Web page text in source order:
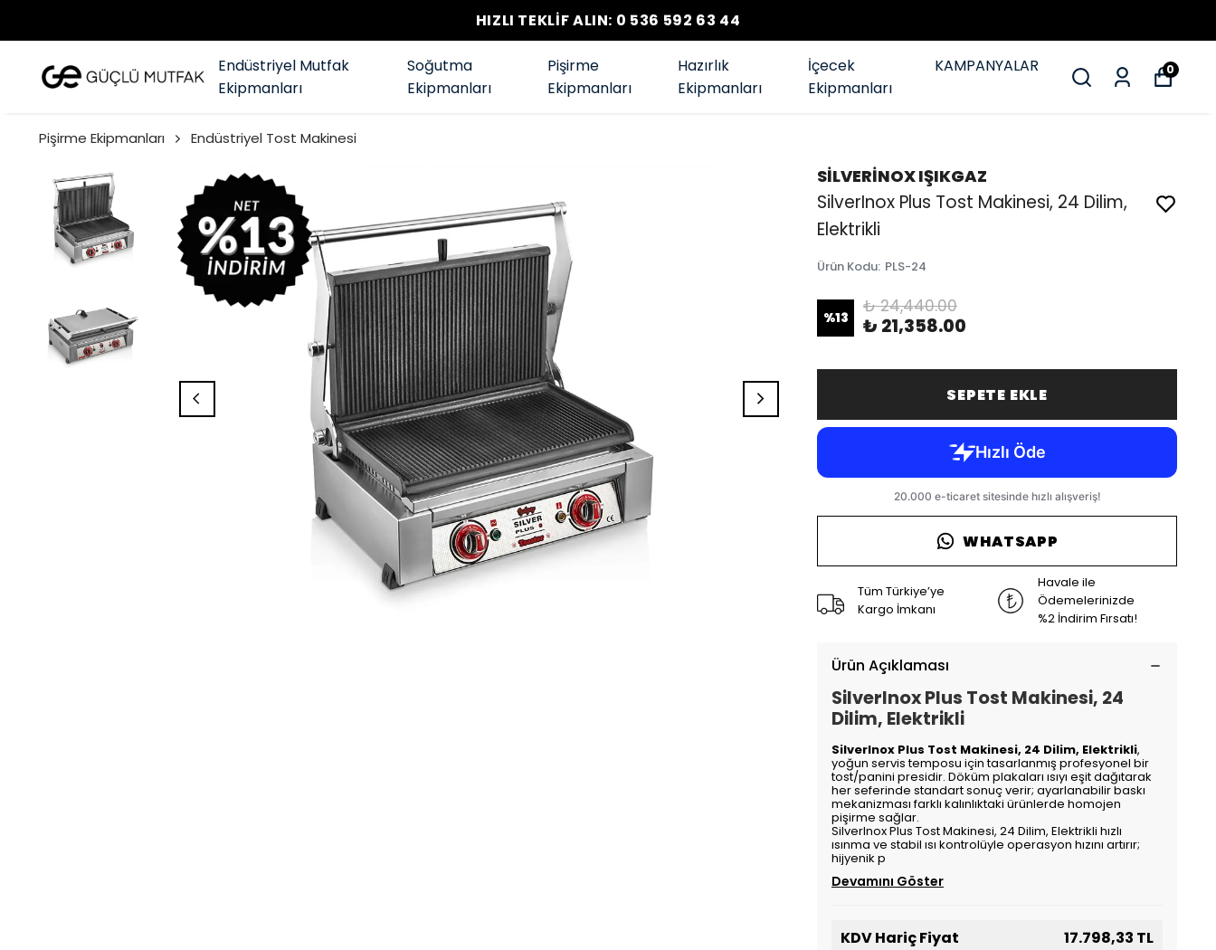
HIZLI TEKLİF ALIN: 0 536 592 63 44
Endüstriyel Mutfak
Ekipmanları
Soğutma
Ekipmanları
Pişirme
Ekipmanları
Hazırlık
Ekipmanları
İçecek
Ekipmanları
KAMPANYALAR 0
Pişirme Ekipmanları Endüstriyel Tost Makinesi
SİLVERİNOX IŞIKGAZ
SilverInox Plus Tost Makinesi, 24 Dilim,
Elektrikli
Ürün Kodu: PLS-24
%13
₺ 24,440.00
₺ 21,358.00
SEPETE EKLE
WHATSAPP
Tüm Türkiye’ye
Kargo İmkanı
Havale ile
Ödemelerinizde
%2 İndirim Fırsatı!
Ürün Açıklaması
SilverInox Plus Tost Makinesi, 24
Dilim, Elektrikli
SilverInox Plus Tost Makinesi, 24 Dilim, Elektrikli,
yoğun servis temposu için tasarlanmış profesyonel bir
tost/panini presidir. Döküm plakaları ısıyı eşit dağıtarak
her seferinde standart sonuç verir; ayarlanabilir baskı
mekanizması farklı kalınlıktaki ürünlerde homojen
pişirme sağlar.
SilverInox Plus Tost Makinesi, 24 Dilim, Elektrikli hızlı
ısınma ve stabil ısı kontrolüyle operasyon hızını artırır;
hijyenik p
Devamını Göster
KDV Hariç Fiyat
17.798,33 TL